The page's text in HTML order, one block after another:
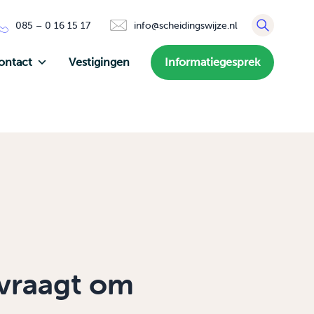
085 – 0 16 15 17 info@scheidingswijze.nl
Vestigingen Informatiegesprek
om